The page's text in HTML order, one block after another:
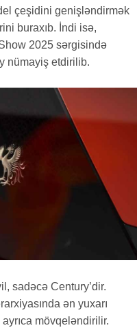
çeşidini genişləndirmək
buraxıb. İndi isə,
2025 sərgisində
nümayiş etdirilib.
sadəcə Century’dir.
ən yuxarı
mövqeləndirilir.